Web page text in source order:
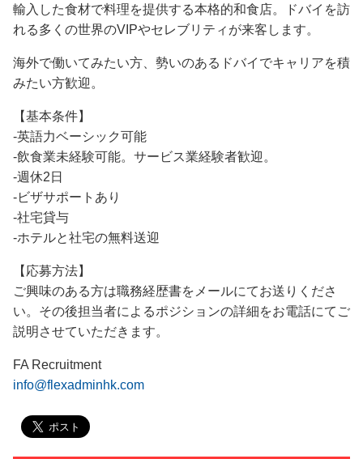
輸入した食材で料理を提供する本格的和食店。ドバイを訪
れる多くの世界のVIPやセレブリティが来客します。
海外で働いてみたい方、勢いのあるドバイでキャリアを積
みたい方歓迎。
【基本条件】
-英語力ベーシック可能
-飲食業未経験可能。サービス業経験者歓迎。
-週休2日
-ビザサポートあり
-社宅貸与
-ホテルと社宅の無料送迎
【応募方法】
ご興味のある方は職務経歴書をメールにてお送りくださ
い。その後担当者によるポジションの詳細をお電話にてご
説明させていただきます。
FA Recruitment
info@flexadminhk.com